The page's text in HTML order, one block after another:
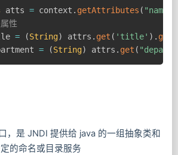
atts = context . getAttributes ( "name"
性
= (String) attrs . get ( 'title' ) . get
= (String) attrs . get (
，是 JNDI 提供给 java 的一组抽象类和
的命名或目录服务